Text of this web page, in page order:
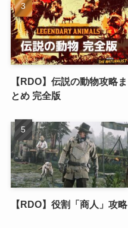
【RDO】伝説の動物攻略ま
とめ 完全版
【RDO】役割「商人」攻略